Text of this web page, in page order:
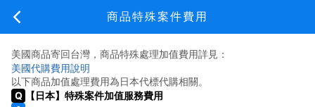
新手上路
新手上路 費用說明 常見問題
商品特殊案件費用
美國商品寄回台灣，商品特殊處理加值費用詳見：
美國代購費用說明
以下商品加值處理費用為日本代標代購相關。
【日本】特殊案件加值服務費用